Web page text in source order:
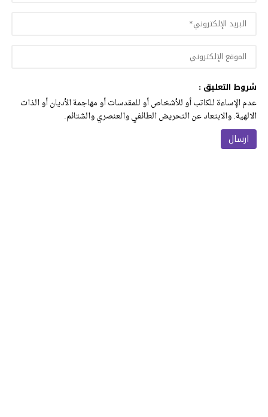
شروط التعليق :
عدم الإساءة للكاتب أو للأشخاص أو للمقدسات أو مهاجمة الأديان أو الذات
الالهية. والابتعاد عن التحريض الطائفي والعنصري والشتائم.